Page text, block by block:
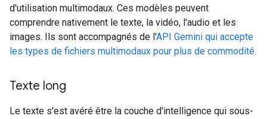
d'utilisation multimodaux. Ces modèles peuvent
comprendre nativement le texte, la vidéo, l'audio et les
images. Ils sont accompagnés de l'API Gemini qui accepte
les types de fichiers multimodaux pour plus de commodité.
Texte long
Le texte s'est avéré être la couche d'intelligence qui sous-